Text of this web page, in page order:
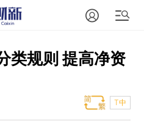
类规则 提高净资
T中